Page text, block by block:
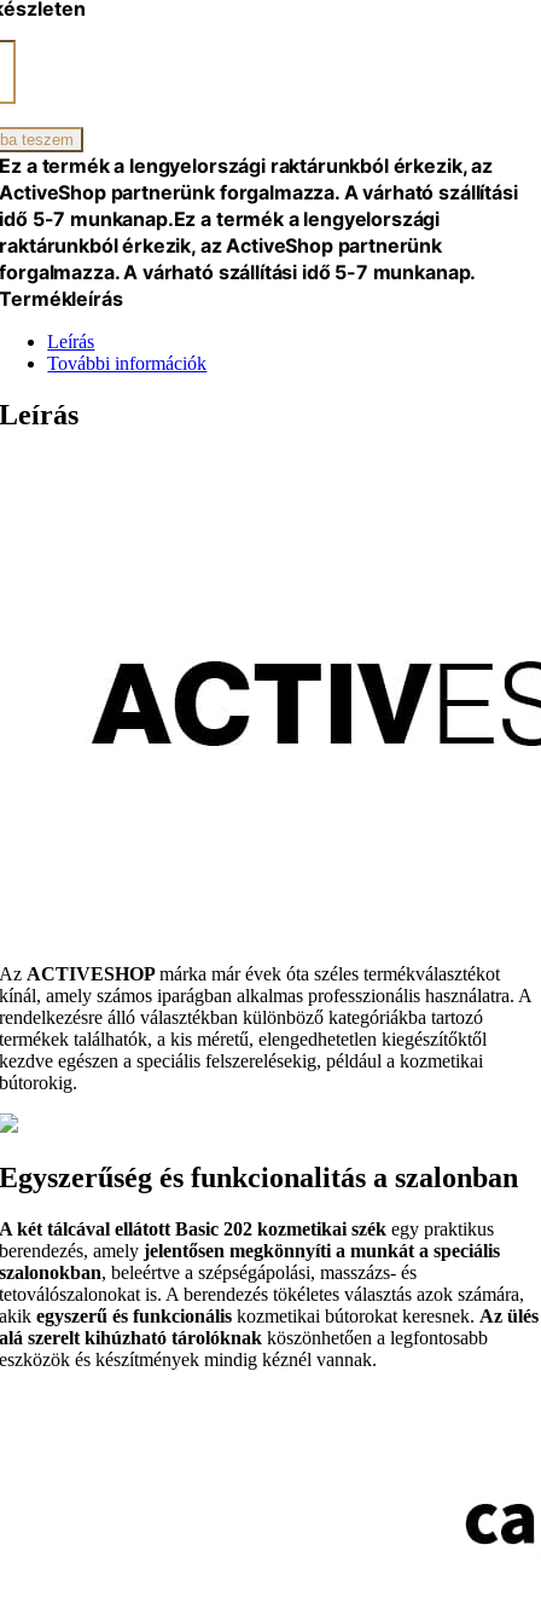
teszem
Ez a termék a lengyelországi raktárunkból érkezik, az
ActiveShop partnerünk forgalmazza. A várható szállítási
idő 5-7 munkanap.Ez a termék a lengyelországi
raktárunkból érkezik, az ActiveShop partnerünk
forgalmazza. A várható szállítási idő 5-7 munkanap.
Termékleírás
Leírás
További információk
Leírás
Az ACTIVESHOPmárka már évek óta széles termékválasztékot
kínál, amely számos iparágban alkalmas professzionális használatra. A
rendelkezésre álló választékban különböző kategóriákba tartozó
termékek találhatók, a kis méretű, elengedhetetlen kiegészítőktől
kezdve egészen a speciális felszerelésekig, például a kozmetikai
bútorokig.
Egyszerűség és funkcionalitás a szalonban
A két tálcával ellátott Basic 202 kozmetikai szék egy praktikus
berendezés, amelyjelentősen megkönnyíti a munkát a speciális
szalonokban, beleértve a szépségápolási, masszázs- és
tetoválószalonokat is. A berendezés tökéletes választás azok számára,
akikegyszerű és funkcionális kozmetikai bútorokat keresnek. Az ülés
alá szerelt kihúzható tárolóknak köszönhetően a legfontosabb
eszközök és készítmények mindig kéznél vannak.